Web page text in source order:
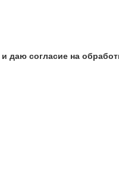
и даю согласие на